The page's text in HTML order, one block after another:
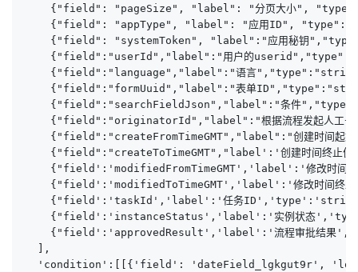
{"field": "pageSize", "label": "分页大小",
{"field": "appType", "label": "应用ID", "type":
{"field": "systemToken", "label":"应用秘钥
{"field":"userId","label":"用户的
{"field":"language","label":"语言
{"field":"formUuid","label":"表单
{"field":"searchFieldJson","label":"条件
{"field":"originatorId","label":"根据流程发起人工
{"field":"createFromTimeGMT","label":"创建时间起
{"field":"createToTimeGMT","label':'创建时间终止
{"field':'modifiedFromTimeGMT','label':'修改时间
{"field':'modifiedToTimeGMT','label':'修改时间终
{"field':'taskId','label':'任务
{"field':'instanceStatus','label':'实例状态
{"field':'approvedResult','label':'流程审批结果
  ],
'condition':[[{'field': 'dateField_lgkgut9r',